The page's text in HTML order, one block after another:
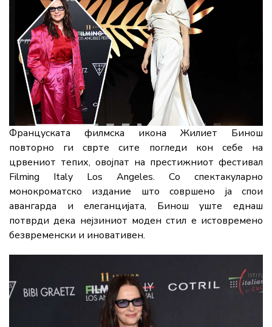
Француската филмска икона Жилиет Бинош
повторно ги сврте сите погледи кон себе на
црвениот тепих, овојпат на престижниот фестивал
Filming Italy Los Angeles. Со спектакуларно
монокроматско издание што совршено ја спои
авангарда и елеганцијата, Бинош уште еднаш
потврди дека нејзиниот моден стил е истовремено
безвременски и иновативен.